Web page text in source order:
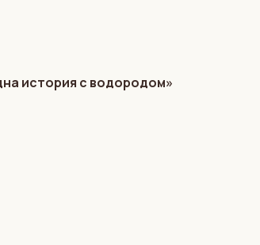
история с водородом»